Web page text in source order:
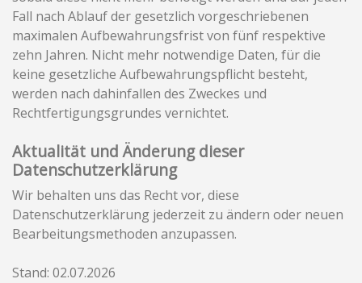
Fall nach Ablauf der gesetzlich vorgeschriebenen
maximalen Aufbewahrungsfrist von fünf respektive
zehn Jahren. Nicht mehr notwendige Daten, für die
keine gesetzliche Aufbewahrungspflicht besteht,
werden nach dahinfallen des Zweckes und
Rechtfertigungsgrundes vernichtet.
Aktualität und Änderung dieser
Datenschutzerklärung
Wir behalten uns das Recht vor, diese
Datenschutzerklärung jederzeit zu ändern oder neuen
Bearbeitungsmethoden anzupassen.
Stand: 02.07.2026